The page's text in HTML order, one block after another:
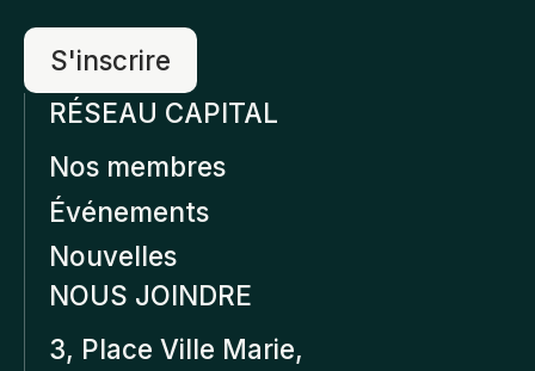
RÉSEAU CAPITAL
Nos membres
Événements
Nouvelles
NOUS JOINDRE
3, Place Ville Marie,